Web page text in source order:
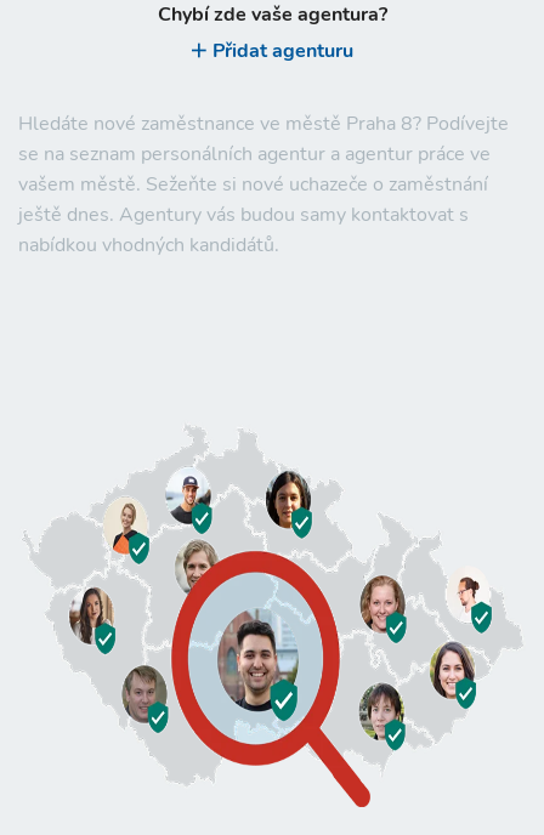
Hledáte nové zaměstnance ve městě Praha 8? Podívejte
se na seznam personálních agentur a agentur práce ve
vašem městě. Sežeňte si nové uchazeče o zaměstnání
ještě dnes. Agentury vás budou samy kontaktovat s
nabídkou vhodných kandidátů.
Chybí zde vaše agentura?
Přidat agenturu